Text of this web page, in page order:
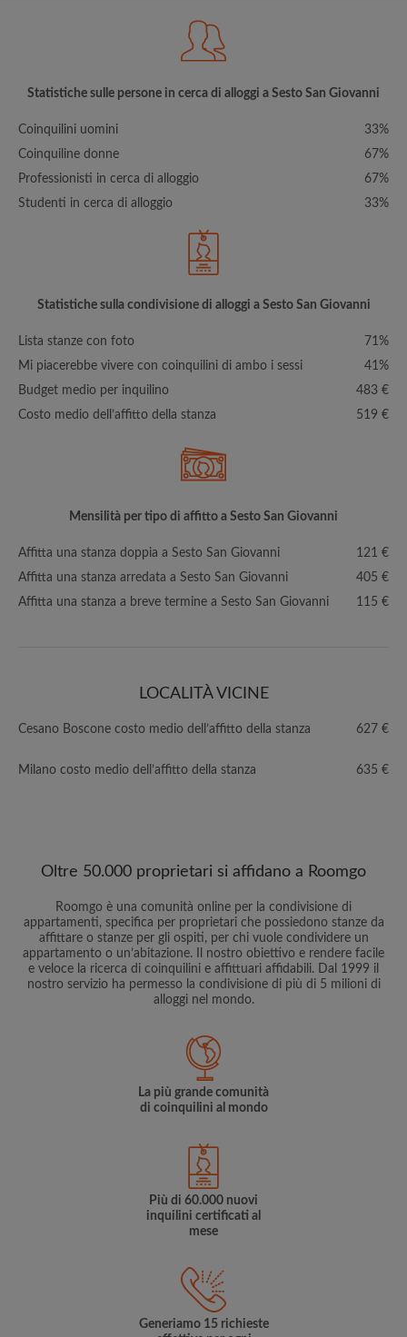
Statistiche sulle persone in cerca di alloggi a Sesto San Giovanni
Coinquilini uomini
33%
Coinquiline donne
67%
Professionisti in cerca di alloggio
67%
Studenti in cerca di alloggio
33%
Statistiche sulla condivisione di alloggi a Sesto San Giovanni
Lista stanze con foto
71%
Mi piacerebbe vivere con coinquilini di ambo i sessi
41%
Budget medio per inquilino
483 €
Costo medio dell’affitto della stanza
519 €
Mensilità per tipo di affitto a Sesto San Giovanni
Affitta una stanza doppia a Sesto San Giovanni
121 €
Affitta una stanza arredata a Sesto San Giovanni
405 €
Affitta una stanza a breve termine a Sesto San Giovanni
115 €
LOCALITÀ VICINE
Cesano Boscone costo medio dell’affitto della stanza 627 €
Milano costo medio dell’affitto della stanza 635 €
Oltre 50.000 proprietari si affidano a Roomgo
Roomgo è una comunità online per la condivisione di
appartamenti, specifica per proprietari che possiedono stanze da
affittare o stanze per gli ospiti, per chi vuole condividere un
appartamento o un’abitazione. Il nostro obiettivo e rendere facile
e veloce la ricerca di coinquilini e affittuari affidabili. Dal 1999 il
nostro servizio ha permesso la condivisione di più di 5 milioni di
alloggi nel mondo.
La più grande comunità
di coinquilini al mondo
Più di 60.000 nuovi
inquilini certificati al
mese
Generiamo 15 richieste